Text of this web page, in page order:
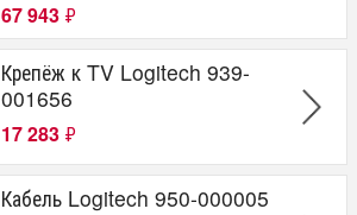
67 943 ₽
Крепёж к TV Logitech 939-
001656
17 283 ₽
Кабель Logitech 950-000005